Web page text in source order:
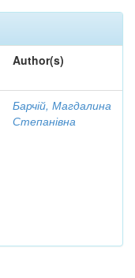
Author(s)
Барчій, Магдалина
Степанівна